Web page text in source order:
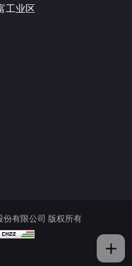
工业区
有限公司 版权所有